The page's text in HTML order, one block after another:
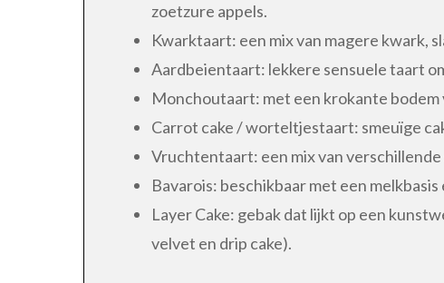
zoetzure appels.
Kwarktaart: een mix van magere kwark,
Aardbeientaart: lekkere sensuele taart
Monchoutaart: met een krokante bodem
Carrot cake / worteltjestaart: smeuïge
Vruchtentaart: een mix van
Bavarois: beschikbaar met een
Layer Cake: gebak dat lijkt op een
velvet en drip cake).